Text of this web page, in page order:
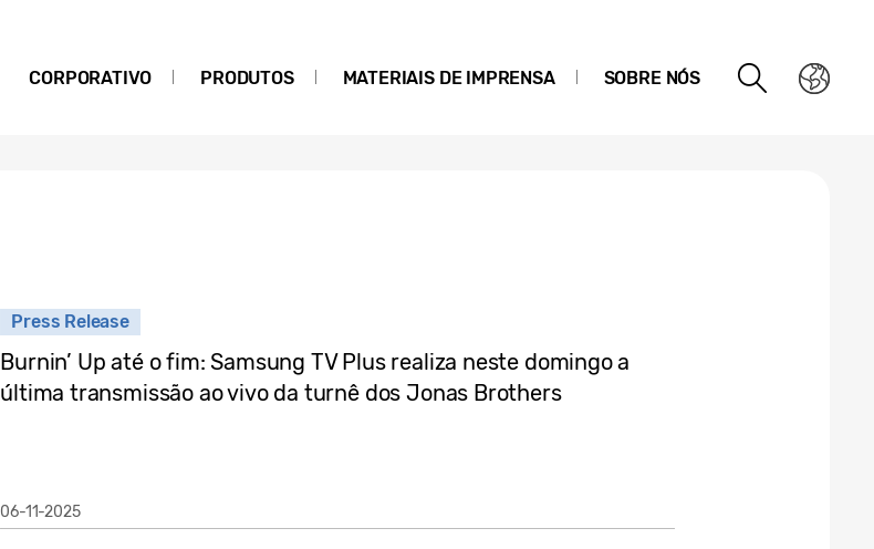
CORPORATIVO PRODUTOS MATERIAIS DE IMPRENSA SOBRE NÓS
Press Release
Burnin’ Up até o fim: Samsung TV Plus realiza neste domingo a
última transmissão ao vivo da turnê dos Jonas Brothers
06-11-2025